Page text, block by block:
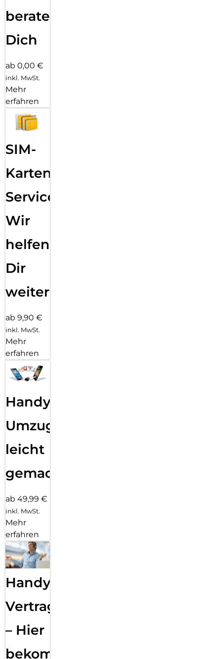
beraten
Dich
ab 0,00 €
inkl. MwSt.
Mehr
erfahren
SIM-
Karten
Service:
Wir
helfen
Dir
weiter
ab 9,90 €
inkl. MwSt.
Mehr
erfahren
Handy
Umzug
leicht
gemacht!
ab 49,99 €
inkl. MwSt.
Mehr
erfahren
Handy
Vertragsabwicklung
– Hier
bekommst